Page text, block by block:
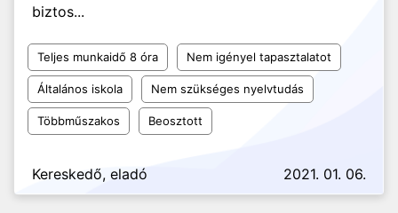
biztos...
Teljes munkaidő 8 óra Nem igényel tapasztalatot
Általános iskola Nem szükséges nyelvtudás
Többműszakos Beosztott
Kereskedő, eladó 2021. 01. 06.